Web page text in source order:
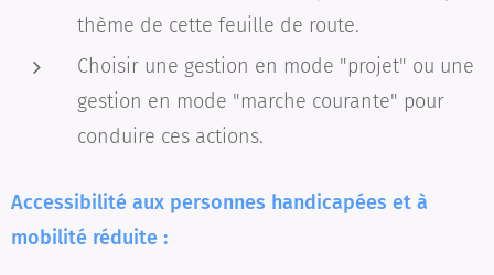
thème de cette feuille de route.
Choisir une gestion en mode "projet" ou une
gestion en mode "marche courante" pour
conduire ces actions.
Accessibilité aux personnes handicapées et à
mobilité réduite :